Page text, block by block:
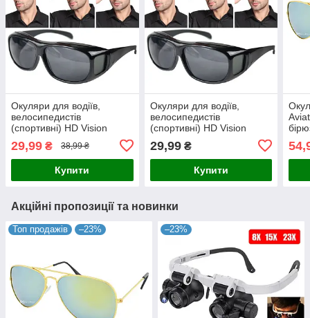
Окуляри для водіїв,
велосипедистів
(спортивні) HD Vision
29,99 ₴ 38,99 ₴
Купити
Окуляри для водіїв,
велосипедистів
(спортивні) HD Vision
29,99₴
Купити
Акційні пропозиції та новинки
Топ продажів –23% –23%